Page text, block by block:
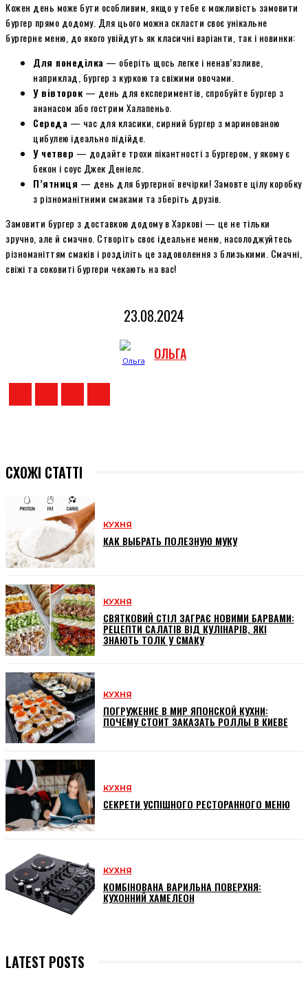
Кожен день може бути особливим, якщо у тебе є можливість замовити
бургер прямо додому. Для цього можна скласти своє унікальне
бургерне меню, до якого увійдуть як класичні варіанти, так і новинки:
Для понеділка — оберіть щось легке і ненав’язливе,
наприклад, бургер з куркою та свіжими овочами.
У вівторок — день для експериментів, спробуйте бургер з
ананасом або гострим Халапеньо.
Середа — час для класики, сирний бургер з маринованою
цибулею ідеально підійде.
У четвер — додайте трохи пікантності з бургером, у якому є
бекон і соус Джек Деніелс.
П’ятниця — день для бургерної вечірки! Замовте цілу коробку
з різноманітними смаками та зберіть друзів.
Замовити бургер з доставкою додому в Харкові — це не тільки
зручно, але й смачно. Створіть своє ідеальне меню, насолоджуйтесь
різноманіттям смаків і розділіть це задоволення з близькими. Смачні,
свіжі та соковиті бургери чекають на вас!
23.08.2024
ОЛЬГА
СХОЖІ СТАТТІ
КУХНЯ
КАК ВЫБРАТЬ ПОЛЕЗНУЮ МУКУ
КУХНЯ
СВЯТКОВИЙ СТІЛ ЗАГРАЄ НОВИМИ БАРВАМИ:
РЕЦЕПТИ САЛАТІВ ВІД КУЛІНАРІВ, ЯКІ
ЗНАЮТЬ ТОЛК У СМАКУ
КУХНЯ
ПОГРУЖЕНИЕ В МИР ЯПОНСКОЙ КУХНИ:
ПОЧЕМУ СТОИТ ЗАКАЗАТЬ РОЛЛЫ В КИЕВЕ
КУХНЯ
СЕКРЕТИ УСПІШНОГО РЕСТОРАННОГО МЕНЮ
КУХНЯ
КОМБІНОВАНА ВАРИЛЬНА ПОВЕРХНЯ:
КУХОННИЙ ХАМЕЛЕОН
LATEST POSTS